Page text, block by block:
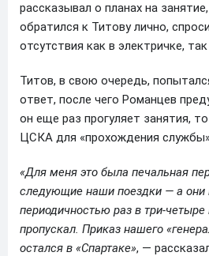
рассказывал о планах на
обратился к Титову лично,
отсутствия как в электричке,
Титов, в свою очередь,
ответ, после чего Романцев
он еще раз прогуляет занятия,
ЦСКА для «прохождения
«Для меня это была печальная
следующие наши поездки — а они
периодичностью раз в три-
пропускал. Приказ нашего
остался в «Спартаке», —